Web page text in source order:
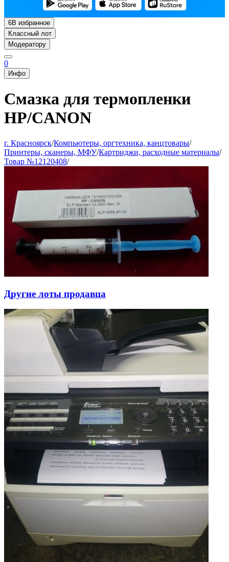
6В избранное
Классный лот
Модератору
0
Инфо
Смазка для термопленки
HP/CANON
г. Красноярск/Компьютеры, оргтехника, канцтовары/
Принтеры, сканеры, МФУ/Картриджи, расходные материалы/
Товар №12120408/
Другие лоты продавца